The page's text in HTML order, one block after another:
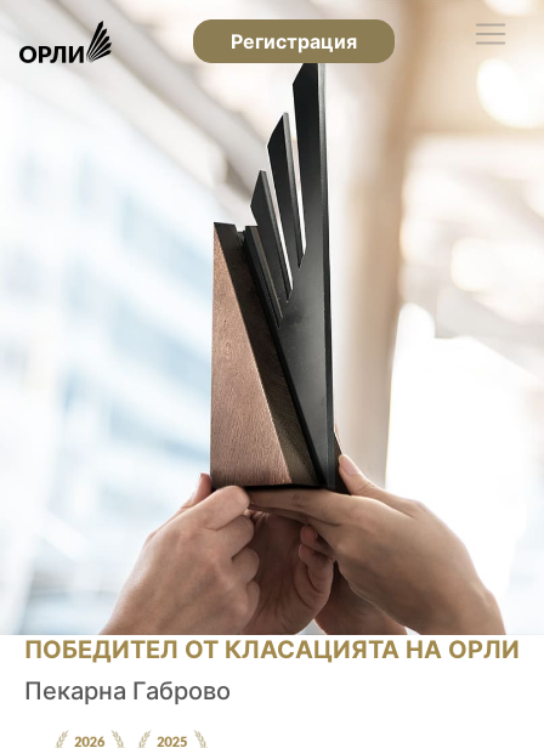
Регистрация
ПОБЕДИТЕЛ ОТ КЛАСАЦИЯТА НА ОРЛИ
Пекарна Габрово